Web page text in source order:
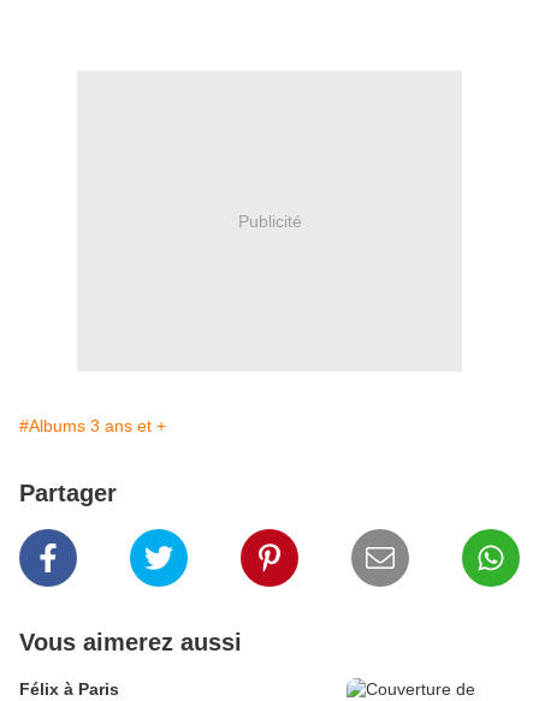
Publicité
#Albums 3 ans et +
Partager
Vous aimerez aussi
Félix à Paris